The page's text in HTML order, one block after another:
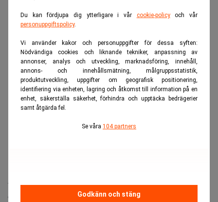
Du kan fördjupa dig ytterligare i vår cookie-policyoch vår
personuppgiftspolicy.
Vi använder kakor och personuppgifter för dessa syften:
Nödvändiga cookies och liknande tekniker, anpassning av
annonser, analys och utveckling, marknadsföring, innehåll,
annons- och innehållsmätning, målgruppsstatistik,
produktutveckling, uppgifter om geografisk positionering,
identifiering via enheten, lagring och åtkomst till information på en
enhet, säkerställa säkerhet, förhindra och upptäcka bedrägerier
samt åtgärda fel.
Se våra 104 partners
Godkänn och stäng
– Syftet var att polisen inte skulle hitta den, säger vice
chefsåklagare Yngve Rydberg, som hävdar att telefonen är